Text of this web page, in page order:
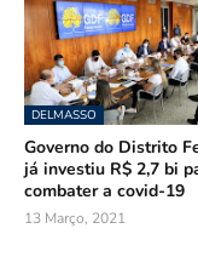
DELMASSO
Governo do Distrito
já investiu R$ 2,7 bi
combater a covid-19
13 Março, 2021